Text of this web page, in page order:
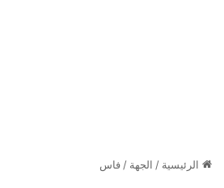
الرئيسية / الجهة / فاس